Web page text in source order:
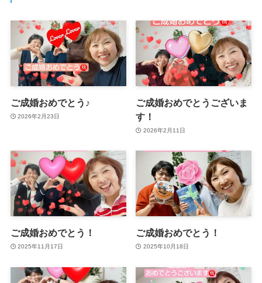
ご成婚おめでとう♪
2026年2月23日
ご成婚おめでとうございま
す！
2026年2月11日
ご成婚おめでとう！
2025年11月17日
ご成婚おめでとう！
2025年10月18日